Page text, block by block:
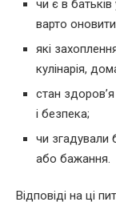
чи є в
варто
які
кулінарія,
стан
і безпека;
чи згадували
або бажання.
Відповіді на ці